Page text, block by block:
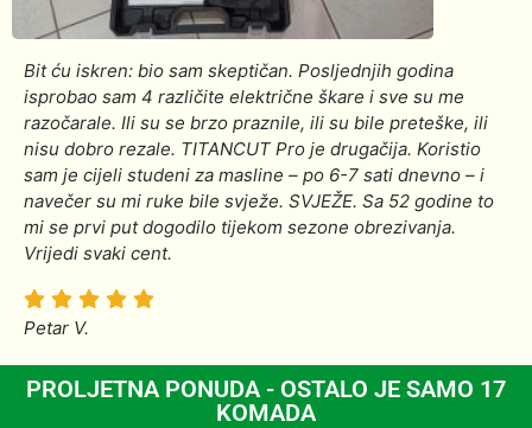
Bit ću iskren: bio sam skeptičan. Posljednjih godina
isprobao sam 4 različite električne škare i sve su me
razočarale. Ili su se brzo praznile, ili su bile preteške, ili
nisu dobro rezale. TITANCUT Pro je drugačija. Koristio
sam je cijeli studeni za masline – po 6-7 sati dnevno – i
navečer su mi ruke bile svježe. SVJEŽE. Sa 52 godine to
mi se prvi put dogodilo tijekom sezone obrezivanja.
Vrijedi svaki cent.
Petar V.
PROLJETNA PONUDA - OSTALO JE SAMO 17
KOMADA